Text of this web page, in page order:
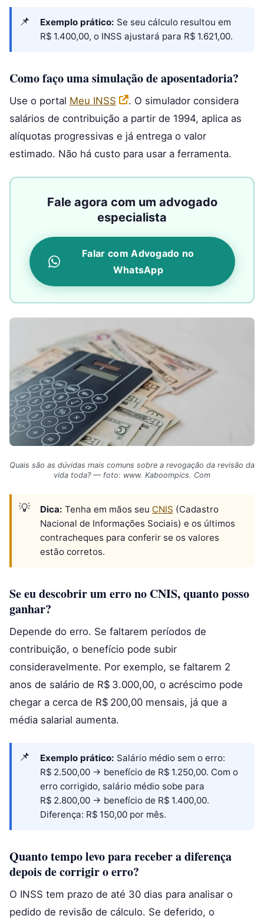
Exemplo prático: Se seu cálculo resultou em
R$ 1.400,00, o INSS ajustará para R$ 1.621,00.
Como faço uma simulação de aposentadoria?
Use o portal Meu INSS
. O simulador considera
salários de contribuição a partir de 1994, aplica as
alíquotas progressivas e já entrega o valor
estimado. Não há custo para usar a ferramenta.
Fale agora com um advogado
especialista
Falar com Advogado no
WhatsApp
Quais são as dúvidas mais comuns sobre a revogação da revisão da
vida toda? — foto: www. Kaboompics. Com
Dica: Tenha em mãos seu CNIS (Cadastro
Nacional de Informações Sociais) e os últimos
contracheques para conferir se os valores
estão corretos.
Se eu descobrir um erro no CNIS, quanto posso
ganhar?
Depende do erro. Se faltarem períodos de
contribuição, o benefício pode subir
consideravelmente. Por exemplo, se faltarem 2
anos de salário de R$ 3.000,00, o acréscimo pode
chegar a cerca de R$ 200,00 mensais, já que a
média salarial aumenta.
Exemplo prático: Salário médio sem o erro:
R$ 2.500,00 → benefício de R$ 1.250,00. Com o
erro corrigido, salário médio sobe para
R$ 2.800,00 → benefício de R$ 1.400,00.
Diferença: R$ 150,00 por mês.
Quanto tempo levo para receber a diferença
depois de corrigir o erro?
O INSS tem prazo de até 30 dias para analisar o
pedido de revisão de cálculo. Se deferido, o